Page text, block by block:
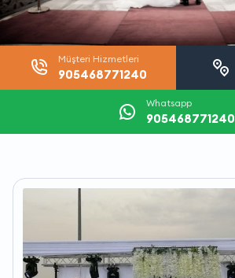
Müşteri Hizmetleri
905468771240
Whatsapp
905468771240